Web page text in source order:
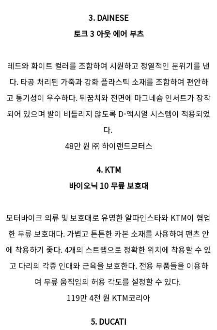
3. DAINESE
토크 3 아웃 에어 부츠
레드와 화이트 컬러를 조합하여 시원하고 정열적인 분위기를 낸
다. 타공 처리된 가죽과 강화 플라스틱 소재를 조합하여 편안하
고 통기성이 우수하다. 뒤꿈치와 전면에 마그네슘 인서트가 장착
되어 있으며 발이 비틀리지 않도록 D-액시얼 시스템이 적용되었
다.
48만 원 ㈜ 하이랜드모터스
4. KTM
바이오닉 10 무릎 보호대
모터바이크 의류 및 보호대로 유명한 알파인스타와 KTM이 협업
한 무릎 보호대다. 가볍고 튼튼한 카본 소재를 사용하여 팬츠 안
에 착용하기 좋다. 4개의 스트랩으로 정확한 위치에 착용할 수 있
고 다리의 각종 인대와 근육을 보호한다. 전용 부품들을 이용하
여 무릎 움직임의 허용 각도를 설정할 수 있다.
119만 4천 원 KTM코리아
5. DUCATI